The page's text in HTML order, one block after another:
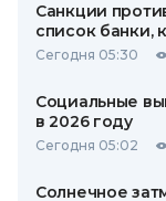
Санкции
список банки,
Сегодня 05:30
Социальные
в 2026 году
Сегодня 05:02
Солнечное